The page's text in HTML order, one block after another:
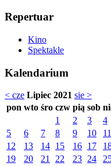
Repertuar
Kino
Spektakle
Kalendarium
< cze Lipiec 2021 sie >
pon wto śro czw pią sob
1
2 3
4
5
6 7 8 9 10
11
12
13 14 15 16 17
19
20 21 22 23 24